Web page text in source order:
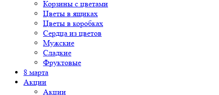
Корзины с цветами
Цветы в ящиках
Цветы в коробках
Сердца из цветов
Мужские
Сладкие
Фруктовые
8 марта
Акции
Акции